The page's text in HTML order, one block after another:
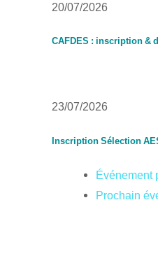
20/07/2026
CAFDES : inscription &
23/07/2026
Inscription Sélection
Événement
Prochain